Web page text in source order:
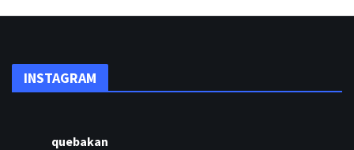
INSTAGRAM
quebakan